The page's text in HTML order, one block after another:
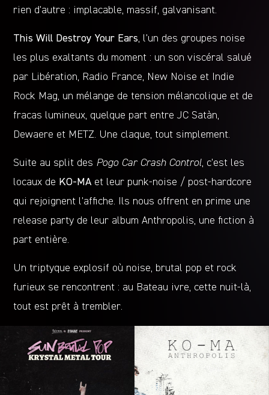
rien d’autre : implacable, massif, galvanisant.
This Will Destroy Your Ears, l’un des groupes noise
les plus exaltants du moment : un son viscéral salué
par Libération, Radio France, New Noise et Indie
Rock Mag, un mélange de tension mélancolique et de
fracas lumineux, quelque part entre JC Satàn,
Dewaere et METZ. Une claque, tout simplement.
Suite au split des Pogo Car Crash Control, c’est les
locaux de KO-MAet leur punk-noise / post-hardcore
qui rejoignent l’affiche. Ils nous offrent en prime une
release party de leur album Anthropolis, une fiction à
part entière.
Un triptyque explosif où noise, brutal pop et rock
furieux se rencontrent : au Bateau ivre, cette nuit-là,
tout est prêt à trembler.